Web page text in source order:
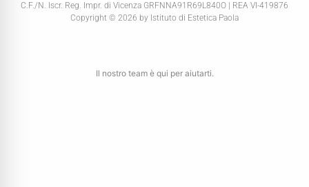
C.F./N. Iscr. Reg. Impr. di Vicenza GRFNNA91R69L840O | REA VI-419876
Copyright © 2026 by Istituto di Estetica Paola
Il nostro team è qui per aiutarti.